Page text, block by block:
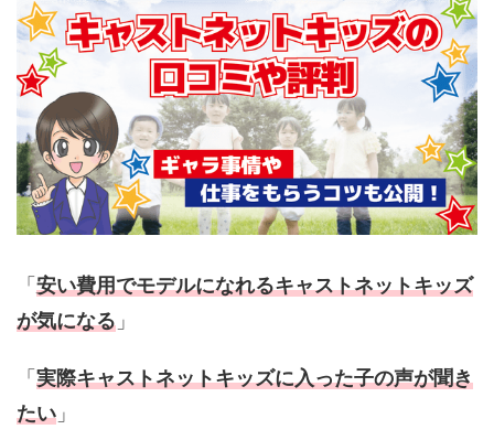
「 安い費用でモデルになれるキャストネットキッズ
が気になる 」
「 実際キャストネットキッズに入った子の声が聞き
たい 」